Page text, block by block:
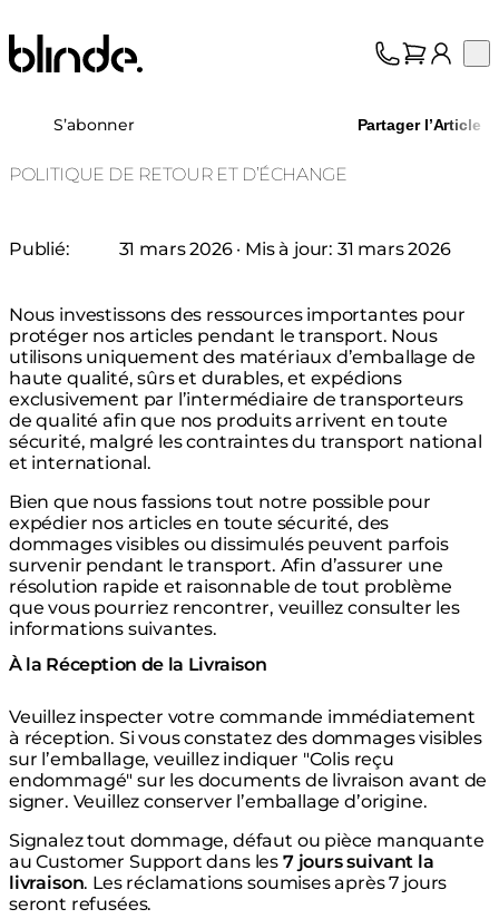
Blinde Design
À propos
Assistance
S’abonner Partager l’Article
POLITIQUE DE RETOUR ET D’ÉCHANGE
Publié: 31 mars 2026· Mis à jour: 31 mars 2026
Nous investissons des ressources importantes pour
protéger nos articles pendant le transport. Nous
utilisons uniquement des matériaux d’emballage de
haute qualité, sûrs et durables, et expédions
exclusivement par l’intermédiaire de transporteurs
de qualité afin que nos produits arrivent en toute
sécurité, malgré les contraintes du transport national
et international.
Bien que nous fassions tout notre possible pour
expédier nos articles en toute sécurité, des
dommages visibles ou dissimulés peuvent parfois
survenir pendant le transport. Afin d’assurer une
résolution rapide et raisonnable de tout problème
que vous pourriez rencontrer, veuillez consulter les
informations suivantes.
À la Réception de la Livraison
Veuillez inspecter votre commande immédiatement
à réception. Si vous constatez des dommages visibles
sur l’emballage, veuillez indiquer "Colis reçu
endommagé" sur les documents de livraison avant de
signer. Veuillez conserver l’emballage d’origine.
Signalez tout dommage, défaut ou pièce manquante
au Customer Support dans les 7 jours suivant la
livraison. Les réclamations soumises après 7 jours
seront refusées.